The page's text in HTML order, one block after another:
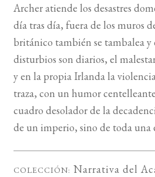
Archer atiende los desastres
día tras día, fuera de los muros
británico también se tambalea y
disturbios son diarios, el
y en la propia Irlanda la
traza, con un humor
cuadro desolador de la
de un imperio, sino de toda una
COLECCIÓN: Narrativa del